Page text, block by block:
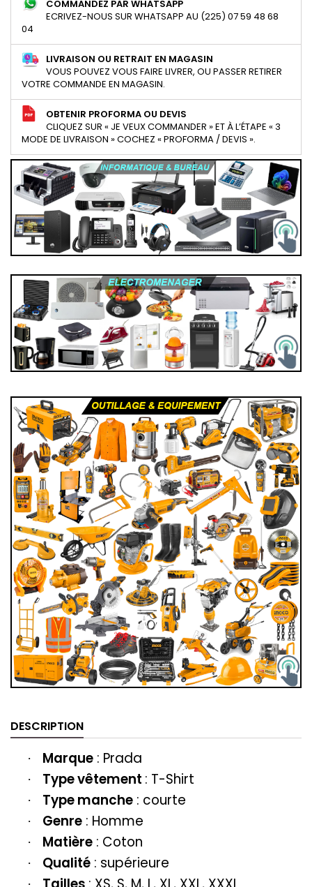
COMMANDEZ PAR WHATSAPP
ECRIVEZ-NOUS SUR WHATSAPP AU (225) 07 59 48 68
04
LIVRAISON OU RETRAIT EN MAGASIN
VOUS POUVEZ VOUS FAIRE LIVRER, OU PASSER RETIRER
VOTRE COMMANDE EN MAGASIN.
OBTENIR PROFORMA OU DEVIS
CLIQUEZ SUR « JE VEUX COMMANDER » ET À L’ÉTAPE « 3
MODE DE LIVRAISON » COCHEZ « PROFORMA / DEVIS ».
DESCRIPTION
· Marque : Prada
· Type vêtement : T-Shirt
· Type manche : courte
· Genre : Homme
· Matière : Coton
· Qualité : supérieure
·